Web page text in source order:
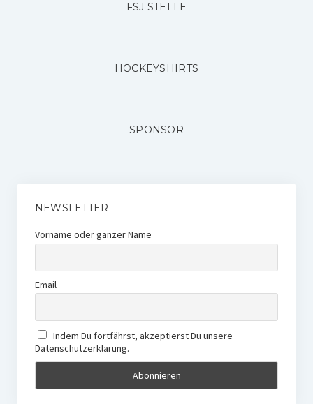
FSJ STELLE
HOCKEYSHIRTS
SPONSOR
NEWSLETTER
Vorname oder ganzer Name
Email
Indem Du fortfährst, akzeptierst Du unsere
Datenschutzerklärung.